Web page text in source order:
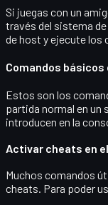
Si juegas con un
través del sistema
de host y ejecute los
Comandos básicos
Estos son los
partida normal en un
introducen en la
Activar cheats en
Muchos comandos
cheats. Para poder